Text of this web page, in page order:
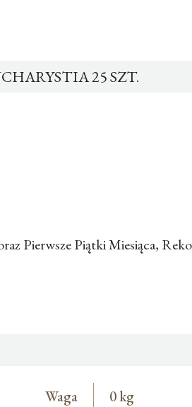
25 SZT.
Pierwsze Piątki Miesiąca,
Waga 0 kg